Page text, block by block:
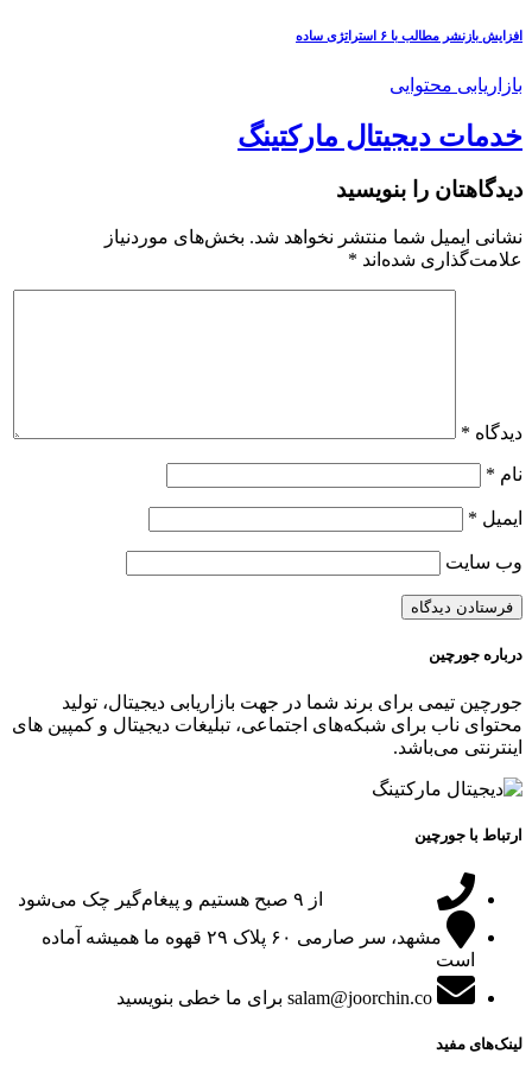
افزایش بازنشر مطالب با ۶ استراتژی ساده
بازاریابی محتوایی
خدمات دیجیتال مارکتینگ
دیدگاهتان را بنویسید
نشانی ایمیل شما منتشر نخواهد شد. بخش‌های موردنیاز
علامت‌گذاری شده‌اند *
دیدگاه *
نام *
ایمیل *
وب‌ سایت
درباره جورچین
جورچین تیمی برای برند شما در جهت بازاریابی دیجیتال، تولید
محتوای ناب برای شبکه‌های اجتماعی، تبلیغات دیجیتال و کمپین های
اینترنتی می‌باشد.
ارتباط با جورچین
از ۹ صبح هستیم و پیغام‌گیر چک می‌شود
مشهد، سر صارمی ۶۰ پلاک ۲۹
قهوه ما همیشه آماده
است
salam@joorchin.co برای ما خطی بنویسید
لینک‌های مفید